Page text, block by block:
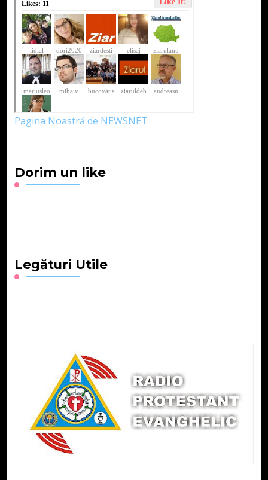
Pagina Noastră de NEWSNET
Dorim un like
Legături Utile